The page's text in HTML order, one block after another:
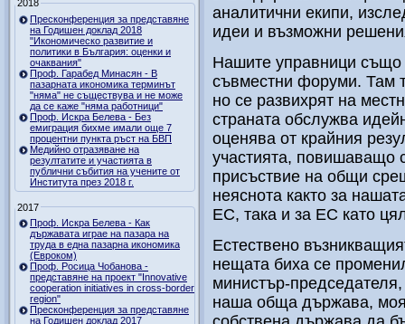
2018
Пресконференция за представяне
на Годишен доклад 2018
"Икономическо развитие и
политики в България: оценки и
очаквания"
Проф. Гарабед Минасян - В
пазарната икономика терминът
"няма" не съществува и не може
да се каже "няма работници"
Проф. Искра Белева - Без
емиграция бихме имали още 7
процентни пункта ръст на БВП
Медийно отразяване на
резултатите и участията в
публични събития на учените от
Института през 2018 г.
2017
Проф. Искра Белева - Как
държавата играе на пазара на
труда в една пазарна икономика
(Евроком)
Проф. Росица Чобанова -
представяне на проект "Innovative
cooperation initiatives in cross-border
region"
Пресконференция за представяне
на Годишен доклад 2017
аналитични екипи,
идеи и възможни
Нашите управници също
съвместни форуми. Там
но се развихрят на
страната обслужва
оценява от крайния
участията, повишаващо
присъствие на общи
неяснота както за
ЕС, така и за ЕС като
Естествено
нещата биха се
министър-
наша обща държава,